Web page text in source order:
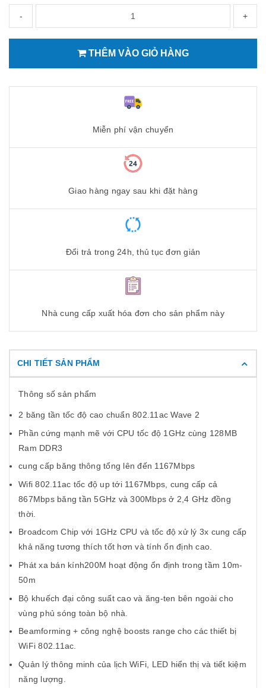
- +
THÊM VÀO GIỎ HÀNG
Miễn phí vận chuyển
Giao hàng ngay sau khi đặt hàng
Đổi trả trong 24h, thủ tục đơn giản
Nhà cung cấp xuất hóa đơn cho sản phẩm này
CHI TIẾT SẢN PHẨM
Thông số sản phẩm
2 băng tần tốc độ cao chuẩn 802.11ac Wave 2
Phần cứng mạnh mẽ với CPU tốc độ 1GHz cùng 128MB
Ram DDR3
cung cấp băng thông tổng lên đến 1167Mbps
Wifi 802.11ac tốc độ up tới 1167Mbps, cung cấp cả
867Mbps băng tần 5GHz và 300Mbps ở 2,4 GHz đồng
thời.
Broadcom Chip với 1GHz CPU và tốc độ xử lý 3x cung cấp
khả năng tương thích tốt hơn và tính ổn định cao.
Phát xa bán kính200M hoạt động ổn định trong tầm 10m-
50m
Bộ khuếch đại công suất cao và ăng-ten bên ngoài cho
vùng phủ sóng toàn bộ nhà.
Beamforming + công nghệ boosts range cho các thiết bị
WiFi 802.11ac.
Quản lý thông minh của lịch WiFi, LED hiển thị và tiết kiệm
năng lượng.